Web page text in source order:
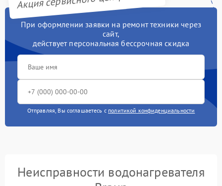
При оформлении заявки на ремонт техники через
сайт,
действует персональная бессрочная скидка
Отправляя, Вы соглашаетесь с политикой конфиденциальности
Неисправности водонагревателя